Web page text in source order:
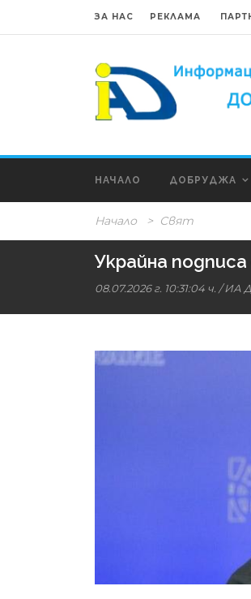
ЗА НАС РЕКЛАМА
НАЧАЛО ДОБРУДЖА
Начало > Свят
Украйна
08.07.2026 г. 10:31:04 ч. /ИА